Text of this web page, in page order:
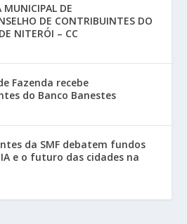
MUNICIPAL DE
DE CONTRIBUINTES DO
NITERÓI – CC
Fazenda recebe
do Banco Banestes
da SMF debatem fundos
e o futuro das cidades na